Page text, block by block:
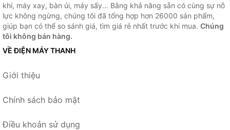
khí, máy xay, bàn ủi, máy sấy... Bằng khả năng sẵn có cùng sự nỗ
lực không ngừng, chúng tôi đã tổng hợp hơn 26000 sản phẩm,
giúp bạn có thể so sánh giá, tìm giá rẻ nhất trước khi mua. Chúng
tôi không bán hàng.
VỀ ĐIỆN MÁY THANH
Giới thiệu
Chính sách bảo mật
Điều khoản sử dụng